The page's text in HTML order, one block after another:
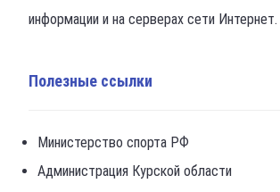
информации и на серверах сети Интернет.
Полезные ссылки
Министерство спорта РФ
Администрация Курской области